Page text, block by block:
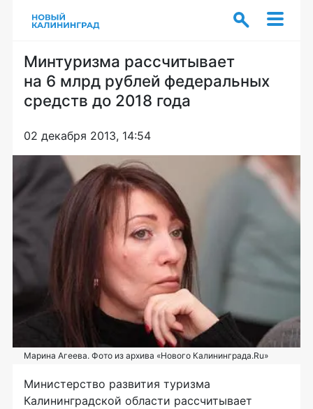
Минтуризма рассчитывает
на 6 млрд рублей федеральных
средств до 2018 года
02 декабря 2013, 14:54
Марина Агеева. Фото из архива «Нового Калининграда.Ru»
Министерство развития туризма
Калининградской области рассчитывает